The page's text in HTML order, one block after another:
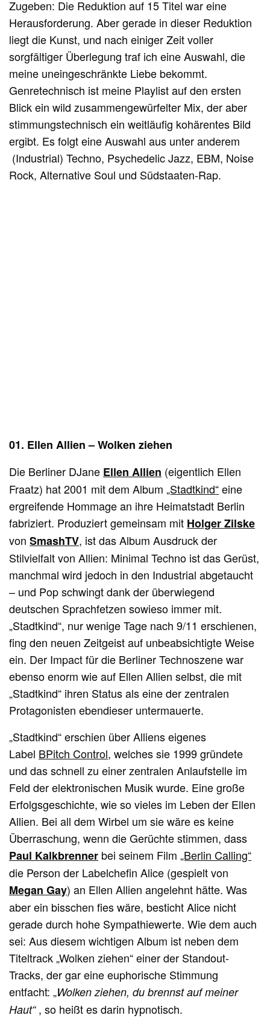
Zugeben: Die Reduktion auf 15 Titel war eine
Herausforderung. Aber gerade in dieser Reduktion
liegt die Kunst, und nach einiger Zeit voller
sorgfältiger Überlegung traf ich eine Auswahl, die
meine uneingeschränkte Liebe bekommt.
Genretechnisch ist meine Playlist auf den ersten
Blick ein wild zusammengewürfelter Mix, der aber
stimmungstechnisch ein weitläufig kohärentes Bild
ergibt. Es folgt eine Auswahl aus unter anderem
(Industrial) Techno, Psychedelic Jazz, EBM, Noise
Rock, Alternative Soul und Südstaaten-Rap.
01. Ellen Allien – Wolken ziehen
Die Berliner DJane Ellen Allien (eigentlich Ellen
Fraatz) hat 2001 mit dem Album„Stadtkind“eine
ergreifende Hommage an ihre Heimatstadt Berlin
fabriziert. Produziert gemeinsam mit Holger Zilske
vonSmashTV, ist das Album Ausdruck der
Stilvielfalt von Allien: Minimal Techno ist das Gerüst,
manchmal wird jedoch in den Industrial abgetaucht
– und Pop schwingt dank der überwiegend
deutschen Sprachfetzen sowieso immer mit.
„Stadtkind“, nur wenige Tage nach 9/11 erschienen,
fing den neuen Zeitgeist auf unbeabsichtigte Weise
ein. Der Impact für die Berliner Technoszene war
ebenso enorm wie auf Ellen Allien selbst, die mit
„Stadtkind“ ihren Status als eine der zentralen
Protagonisten ebendieser untermauerte.
„Stadtkind“ erschien über Alliens eigenes
Label BPitch Control, welches sie 1999 gründete
und das schnell zu einer zentralen Anlaufstelle im
Feld der elektronischen Musik wurde. Eine große
Erfolgsgeschichte, wie so vieles im Leben der Ellen
Allien. Bei all dem Wirbel um sie wäre es keine
Überraschung, wenn die Gerüchte stimmen, dass
Paul Kalkbrenner bei seinem Film„Berlin Calling“
die Person der Labelchefin Alice (gespielt von
Megan Gay) an Ellen Allien angelehnt hätte. Was
aber ein bisschen fies wäre, besticht Alice nicht
gerade durch hohe Sympathiewerte. Wie dem auch
sei: Aus diesem wichtigen Album ist neben dem
Titeltrack „Wolken ziehen“ einer der Standout-
Tracks, der gar eine euphorische Stimmung
entfacht: „Wolken ziehen, du brennst auf meiner
Haut“ , so heißt es darin hypnotisch.